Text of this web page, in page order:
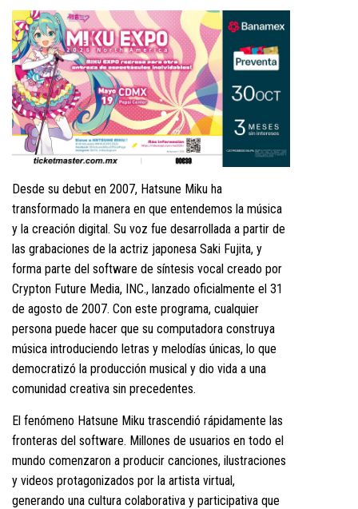
Desde su debut en 2007, Hatsune Miku ha
transformado la manera en que entendemos la música
y la creación digital. Su voz fue desarrollada a partir de
las grabaciones de la actriz japonesa Saki Fujita, y
forma parte del software de síntesis vocal creado por
Crypton Future Media, INC., lanzado oficialmente el 31
de agosto de 2007. Con este programa, cualquier
persona puede hacer que su computadora construya
música introduciendo letras y melodías únicas, lo que
democratizó la producción musical y dio vida a una
comunidad creativa sin precedentes.
El fenómeno Hatsune Miku trascendió rápidamente las
fronteras del software. Millones de usuarios en todo el
mundo comenzaron a producir canciones, ilustraciones
y videos protagonizados por la artista virtual,
generando una cultura colaborativa y participativa que